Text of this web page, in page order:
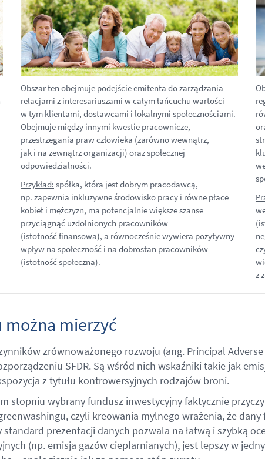
Obszar ten obejmuje podejście emitenta do zarządzania
relacjami z interesariuszami w całym łańcuchu wartości –
w tym klientami, dostawcami i lokalnymi społecznościami.
Obejmuje między innymi kwestie pracownicze,
przestrzegania praw człowieka (zarówno wewnątrz,
jak i na zewnątrz organizacji) oraz społecznej
odpowiedzialności.
Przykład: spółka, która jest dobrym pracodawcą,
np. zapewnia inkluzywne środowisko pracy i równe płace
kobiet i mężczyzn, ma potencjalnie większe szanse
przyciągnąć uzdolnionych pracowników
(istotność finansowa), a równocześnie wywiera pozytywny
wpływ na społeczność i na dobrostan pracowników
(istotność społeczna).
z
można mierzyć
zrównoważonego rozwoju (ang. Principal
SFDR. Są wśród nich wskaźniki takie jak
z tytułu kontrowersyjnych rodzajów broni.
stopniu wybrany fundusz inwestycyjny faktycznie
czyli kreowania mylnego wrażenia, że
prezentacji danych pozwala na łatwą i szybką
(np. emisja gazów cieplarnianych), jest lepszy w